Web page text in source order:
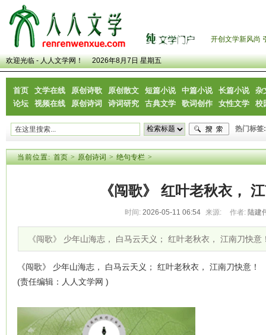
开创文学新风尚
欢迎光临 - 人人文学网！ 2026年8月7日 星期五
首页 文学在线 原创诗歌 原创散文 短篇小说 中篇小说 长篇小说
杂
论坛
视频在线 原创诗词 诗词研究 古典文学 歌词创作 女性文学 校
热门标签:
当前位置: 首页>原创诗词>绝句专栏>
《闯歌》 红叶老秋衣，
时间: 2026-05-11 06:54 来源: 作者: 陆建
《闯歌》 少年山海志， 白马云天义； 红叶老秋衣， 江南刀快意
《闯歌》 少年山海志， 白马云天义； 红叶老秋衣， 江南刀快意！
(责任编辑：人人文学网 )